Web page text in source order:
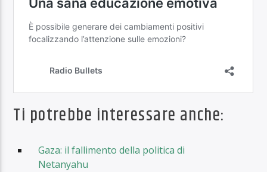
Ti potrebbe interessare anche:
Gaza: il fallimento della politica di
Netanyahu